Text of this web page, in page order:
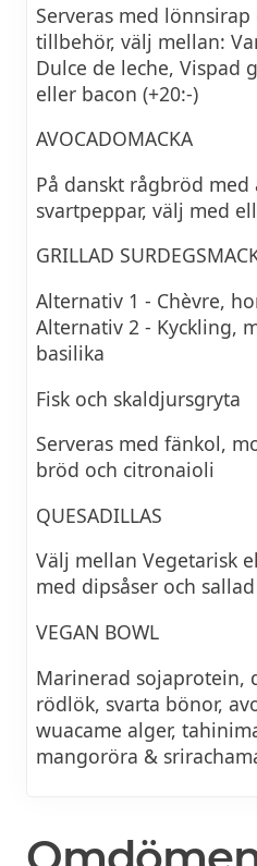
Serveras med
tillbehör, välj mellan:
Dulce de leche, Vispad
eller bacon (+20:-)
AVOCADOMACKA
På danskt rågbröd
svartpeppar, välj med
GRILLAD
Alternativ 1 - Chèvre,
Alternativ 2 - Kyckling,
basilika
Fisk och skaldjursgryta
Serveras med fänkol,
bröd och citronaioli
QUESADILLAS
Välj mellan Vegetarisk
med dipsåser och sallad
VEGAN BOWL
Marinerad sojaprotein,
rödlök, svarta bönor,
wuacame alger,
mangoröra &